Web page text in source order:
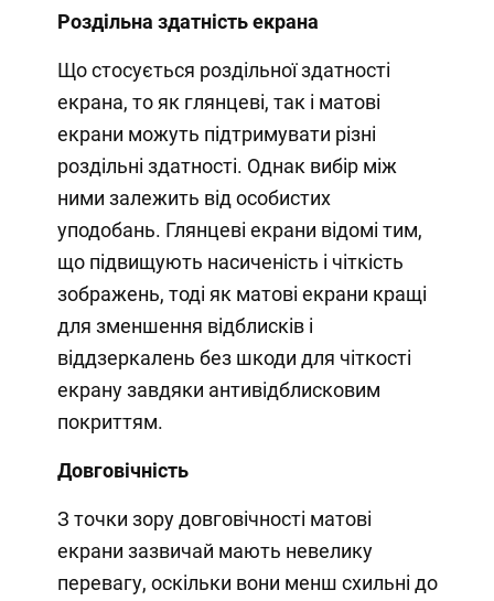
Роздільна здатність екрана
Що стосується роздільної здатності
екрана, то як глянцеві, так і матові
екрани можуть підтримувати різні
роздільні здатності. Однак вибір між
ними залежить від особистих
уподобань. Глянцеві екрани відомі тим,
що підвищують насиченість і чіткість
зображень, тоді як матові екрани кращі
для зменшення відблисків і
віддзеркалень без шкоди для чіткості
екрану завдяки антивідблисковим
покриттям.
Довговічність
З точки зору довговічності матові
екрани зазвичай мають невелику
перевагу, оскільки вони менш схильні до